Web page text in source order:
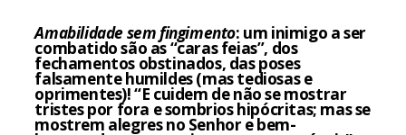
Amabilidade sem fingimento: um inimigo a ser
combatido são as “caras feias”, dos
fechamentos obstinados, das poses
falsamente humildes (mas tediosas e
oprimentes)! “E cuidem de não se mostrar
tristes por fora e sombrios hipócritas; mas se
mostrem alegres no Senhor e bem-